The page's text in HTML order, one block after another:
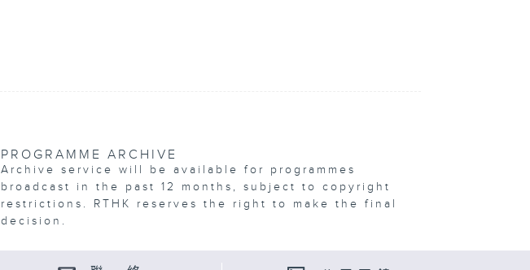
PROGRAMME ARCHIVE
Archive service will be available for programmes
broadcast in the past 12 months, subject to copyright
restrictions. RTHK reserves the right to make the final
decision.